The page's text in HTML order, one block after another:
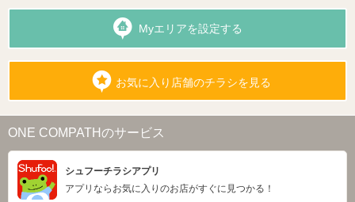
Myエリアを設定する
お気に入り店舗のチラシを見る
ONE COMPATHのサービス
シュフーチラシアプリ
アプリならお気に入りのお店がすぐに見つかる！